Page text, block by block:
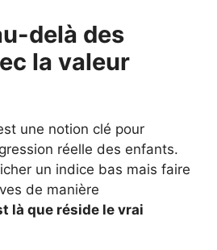
delà des
la valeur
une notion clé pour
réelle des enfants.
un indice bas mais faire
de manière
là que réside le vrai